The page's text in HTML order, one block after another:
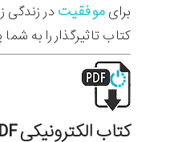
برای موفقیت در زندگی
کتاب تاثیرگذار را به